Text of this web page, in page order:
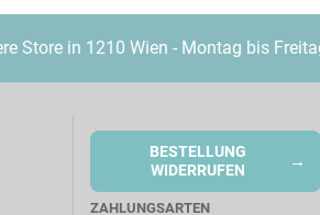
Store in 1210 Wien - Montag bis
BESTELLUNG
WIDERRUFEN
→
ZAHLUNGSARTEN